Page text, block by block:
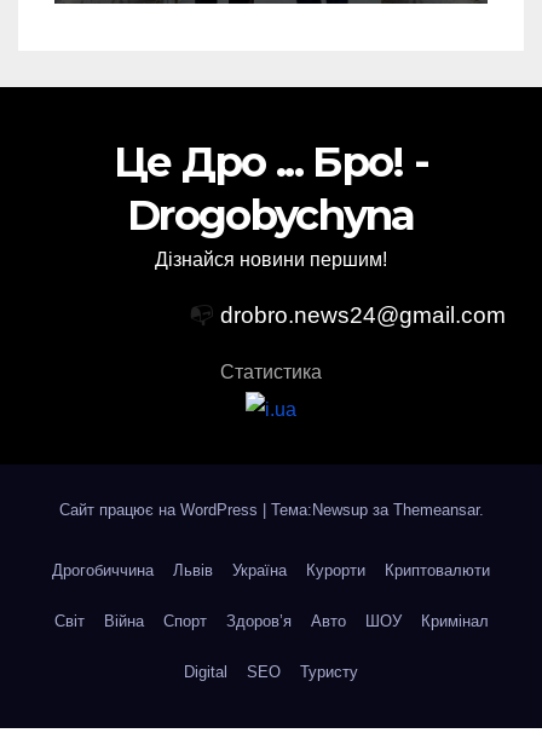
Це Дро ... Бро! -
Drogobychyna
Дізнайся новини першим!
📭 drobro.news24@gmail.com
Статистика
Сайт працює на WordPress Тема:Newsup за Themeansar.
Дрогобиччина Львів Україна Курорти Криптовалюти
Світ Війна Спорт Здоров’я Авто ШОУ Кримінал
Digital SEO Туристу